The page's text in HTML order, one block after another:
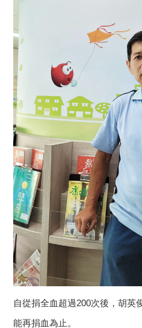
自從捐全血超過200次後，胡英
能再捐血為止。